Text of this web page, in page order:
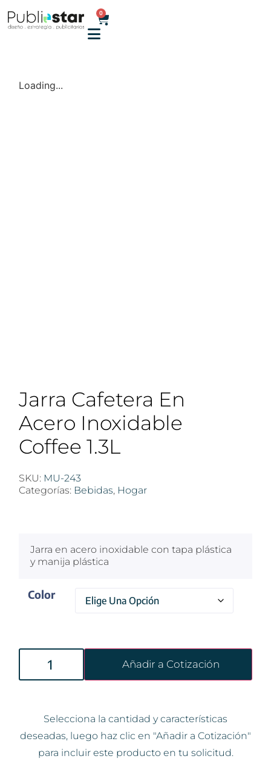
0
Loading...
Jarra Cafetera En
Acero Inoxidable
Coffee 1.3L
SKU: MU-243
Categorías: Bebidas, Hogar
Jarra en acero inoxidable con tapa plástica
y manija plástica
Color
Añadir a Cotización
Selecciona la cantidad y características
deseadas, luego haz clic en "Añadir a Cotización"
para incluir este producto en tu solicitud.